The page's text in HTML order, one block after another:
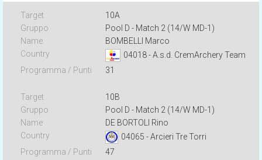
10A
Pool D - Match 2 (14/W MD-1)
BOMBELLI Marco
04018 - A.s.d. CremArchery Team
31
10B
Pool D - Match 2 (14/W MD-1)
DE BORTOLI Rino
04065 - Arcieri Tre Torri
47